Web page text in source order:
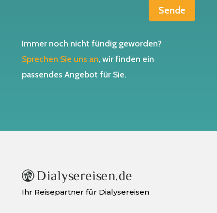
Sende
Immer noch nicht fündig geworden?
Sprechen Sie uns an, wir finden ein
passendes Angebot für Sie.
Ihr Reisepartner für Dialysereisen